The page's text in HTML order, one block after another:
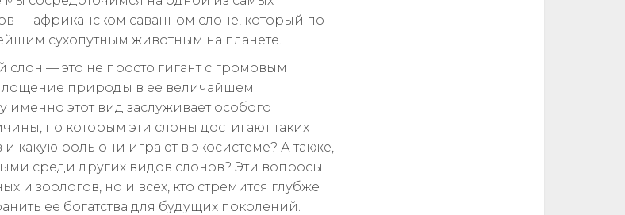
— африканском саванном слоне, который по
сухопутным животным на планете.
— это не просто гигант с громовым
природы в ее величайшем
этот вид заслуживает особого
по которым эти слоны достигают таких
какую роль они играют в экосистеме? А также,
среди других видов слонов? Эти вопросы
и зоологов, но и всех, кто стремится глубже
ее богатства для будущих поколений.